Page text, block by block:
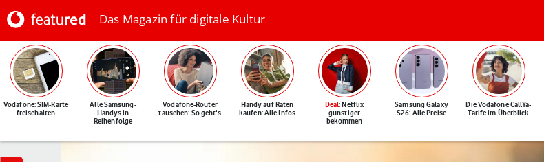
Das Magazin für digitale Kultur
Vodafone: SIM-Karte
freischalten
Alle Samsung-
Handys in
Reihenfolge
Vodafone-Router
tauschen: So geht's
Handy auf Raten
kaufen: Alle Infos
Deal: Netflix
günstiger
bekommen
Samsung Galaxy
S26: Alle Preise
Die Vodafone CallYa-
Tarife im Überblick